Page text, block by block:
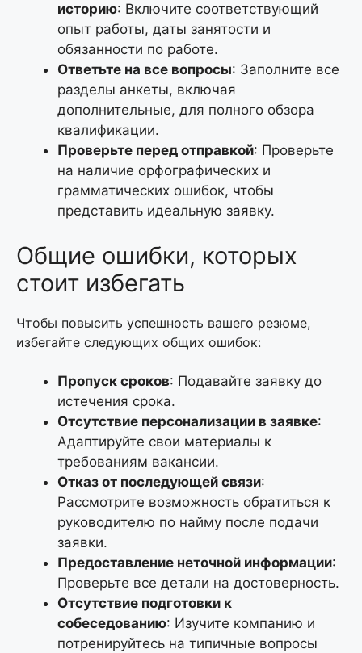
историю: Включите соответствующий
опыт работы, даты занятости и
обязанности по работе.
Ответьте на все вопросы: Заполните все
разделы анкеты, включая
дополнительные, для полного обзора
квалификации.
Проверьте перед отправкой: Проверьте
на наличие орфографических и
грамматических ошибок, чтобы
представить идеальную заявку.
Общие ошибки, которых
стоит избегать
Чтобы повысить успешность вашего резюме,
избегайте следующих общих ошибок:
Пропуск сроков: Подавайте заявку до
истечения срока.
Отсутствие персонализации в заявке:
Адаптируйте свои материалы к
требованиям вакансии.
Отказ от последующей связи:
Рассмотрите возможность обратиться к
руководителю по найму после подачи
заявки.
Предоставление неточной информации:
Проверьте все детали на достоверность.
Отсутствие подготовки к
собеседованию: Изучите компанию и
потренируйтесь на типичные вопросы